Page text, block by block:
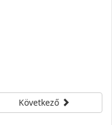
Következő